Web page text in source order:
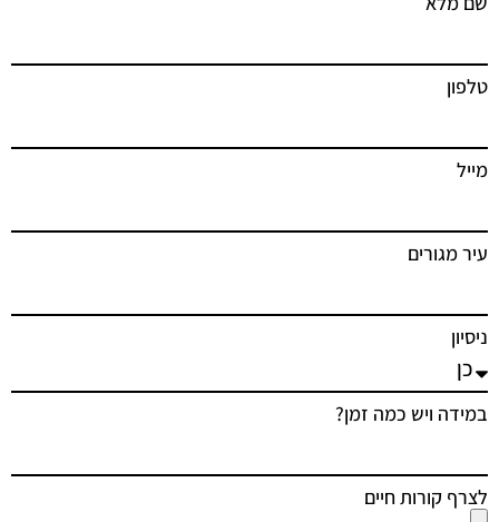
טלפון
מייל
עיר מגורים
ניסיון
במידה ויש כמה זמן?
לצרף קורות חיים